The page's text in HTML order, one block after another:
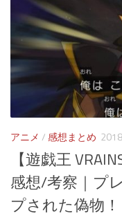
アニメ /感想まとめ
【遊戯王
感想/考察｜プ
プされた偽物